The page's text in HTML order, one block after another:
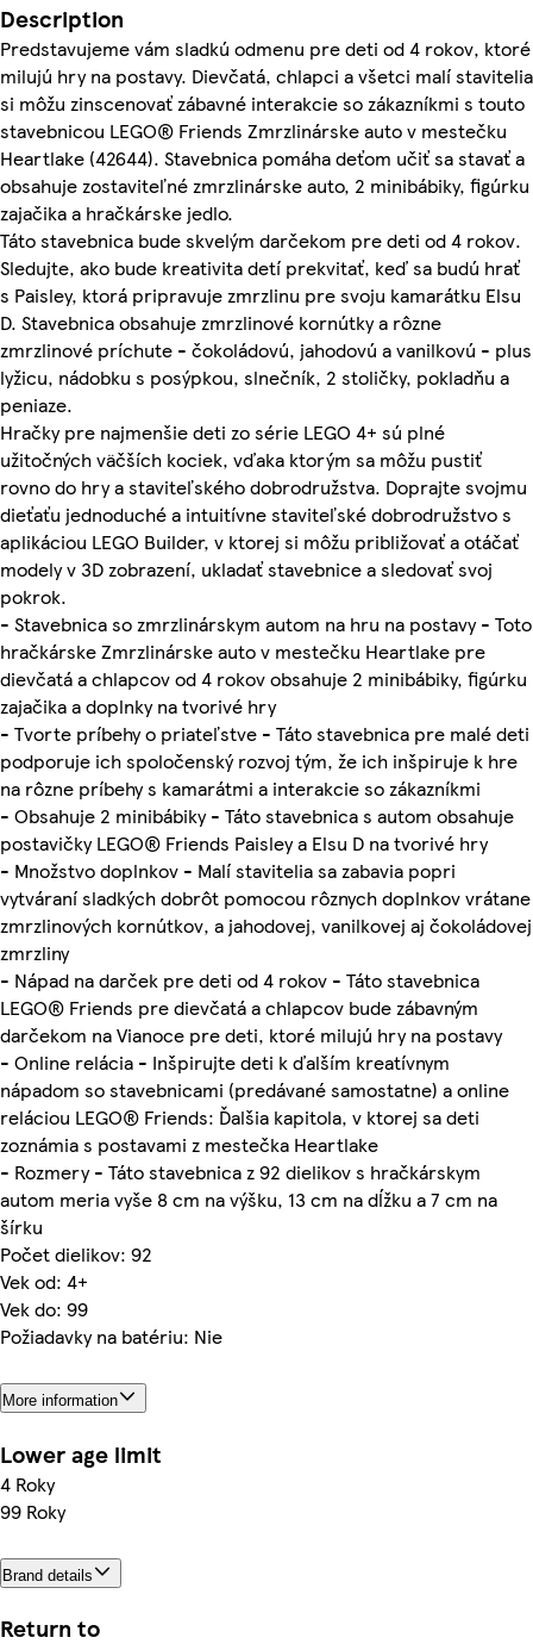
Description
Predstavujeme vám sladkú odmenu pre deti od 4 rokov, ktoré
milujú hry na postavy. Dievčatá, chlapci a všetci malí stavitelia
si môžu zinscenovať zábavné interakcie so zákazníkmi s touto
stavebnicou LEGO® Friends Zmrzlinárske auto v mestečku
Heartlake (42644). Stavebnica pomáha deťom učiť sa stavať a
obsahuje zostaviteľné zmrzlinárske auto, 2 minibábiky, figúrku
zajačika a hračkárske jedlo.
Táto stavebnica bude skvelým darčekom pre deti od 4 rokov.
Sledujte, ako bude kreativita detí prekvitať, keď sa budú hrať
s Paisley, ktorá pripravuje zmrzlinu pre svoju kamarátku Elsu
D. Stavebnica obsahuje zmrzlinové kornútky a rôzne
zmrzlinové príchute - čokoládovú, jahodovú a vanilkovú - plus
lyžicu, nádobku s posýpkou, slnečník, 2 stoličky, pokladňu a
peniaze.
Hračky pre najmenšie deti zo série LEGO 4+ sú plné
užitočných väčších kociek, vďaka ktorým sa môžu pustiť
rovno do hry a staviteľského dobrodružstva. Doprajte svojmu
dieťaťu jednoduché a intuitívne staviteľské dobrodružstvo s
aplikáciou LEGO Builder, v ktorej si môžu približovať a otáčať
modely v 3D zobrazení, ukladať stavebnice a sledovať svoj
pokrok.
- Stavebnica so zmrzlinárskym autom na hru na postavy - Toto
hračkárske Zmrzlinárske auto v mestečku Heartlake pre
dievčatá a chlapcov od 4 rokov obsahuje 2 minibábiky, figúrku
zajačika a doplnky na tvorivé hry
- Tvorte príbehy o priateľstve - Táto stavebnica pre malé deti
podporuje ich spoločenský rozvoj tým, že ich inšpiruje k hre
na rôzne príbehy s kamarátmi a interakcie so zákazníkmi
- Obsahuje 2 minibábiky - Táto stavebnica s autom obsahuje
postavičky LEGO® Friends Paisley a Elsu D na tvorivé hry
- Množstvo doplnkov - Malí stavitelia sa zabavia popri
vytváraní sladkých dobrôt pomocou rôznych doplnkov vrátane
zmrzlinových kornútkov, a jahodovej, vanilkovej aj čokoládovej
zmrzliny
- Nápad na darček pre deti od 4 rokov - Táto stavebnica
LEGO® Friends pre dievčatá a chlapcov bude zábavným
darčekom na Vianoce pre deti, ktoré milujú hry na postavy
- Online relácia - Inšpirujte deti k ďalším kreatívnym
nápadom so stavebnicami (predávané samostatne) a online
reláciou LEGO® Friends: Ďalšia kapitola, v ktorej sa deti
zoznámia s postavami z mestečka Heartlake
- Rozmery - Táto stavebnica z 92 dielikov s hračkárskym
autom meria vyše 8 cm na výšku, 13 cm na dĺžku a 7 cm na
šírku
Počet dielikov: 92
Vek od: 4+
Vek do: 99
Požiadavky na batériu: Nie
More information
Lower age limit
4 Roky
99 Roky
Brand details
Return to